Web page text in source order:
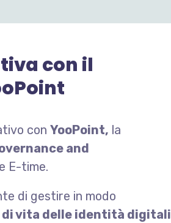
con il
con YooPoint, la
and
E-time.
di gestire in modo
vita delle identità digitali